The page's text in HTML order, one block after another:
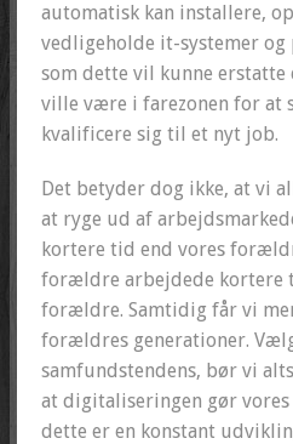
automatisk kan installere,
vedligeholde it-systemer og
som dette vil kunne
ville være i farezonen for at
kvalificere sig til et nyt job.
Det betyder dog ikke, at vi
at ryge ud af
kortere tid end vores
forældre arbejdede kortere
forældre. Samtidig får vi
forældres generationer.
samfundstendens, bør vi
at digitaliseringen gør
dette er en konstant